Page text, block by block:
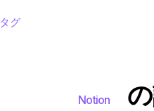
タグ
Notion